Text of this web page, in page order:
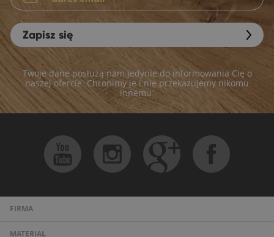
Zapisz się
Twoje dane posłużą nam jedynie do informowania Cię o
naszej ofercie. Chronimy je i nie przekazujemy nikomu
innemu.
FIRMA
MATERIAŁ